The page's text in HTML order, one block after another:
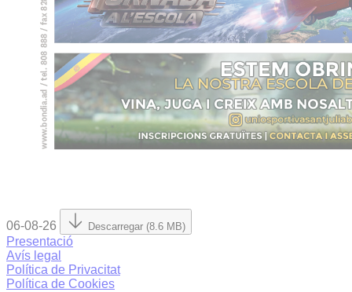
06-08-26 Descarregar (8.6 MB)
Presentació
Avís legal
Política de Privacitat
Política de Cookies